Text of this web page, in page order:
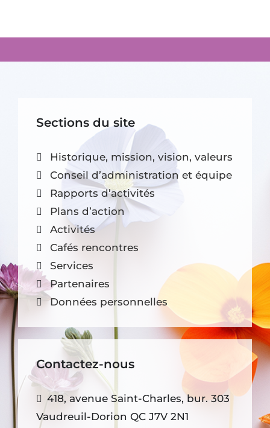
Sections du site
Historique, mission, vision, valeurs
Conseil d’administration et équipe
Rapports d’activités
Plans d’action
Activités
Cafés rencontres
Services
Partenaires
Données personnelles
Contactez-nous
418, avenue Saint-Charles, bur. 303
Vaudreuil-Dorion QC J7V 2N1